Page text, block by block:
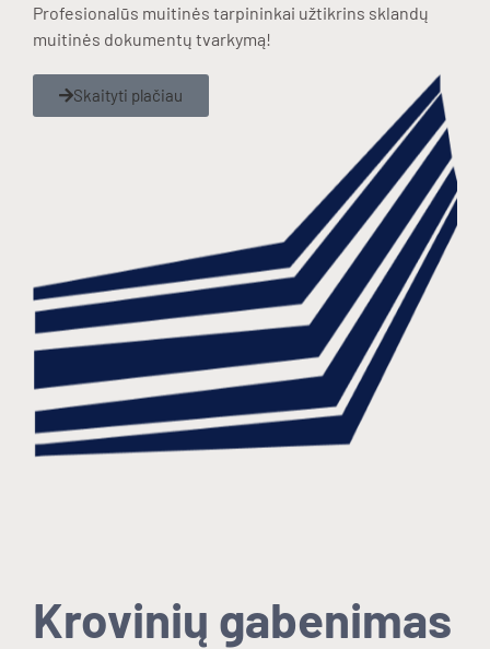
Profesionalūs muitinės tarpininkai užtikrins sklandų
muitinės dokumentų tvarkymą!
Skaityti plačiau
Krovinių gabenimas